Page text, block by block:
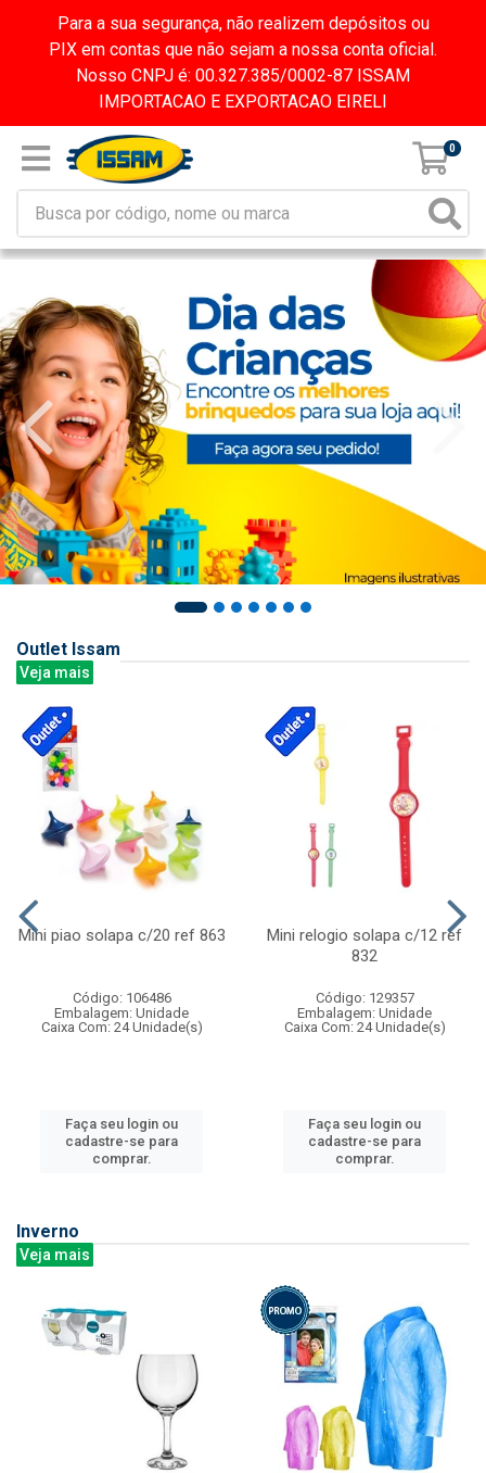
Para a sua segurança, não realizem depósitos ou
PIX em contas que não sejam a nossa conta oficial.
Nosso CNPJ é: 00.327.385/0002-87 ISSAM
IMPORTACAO E EXPORTACAO EIRELI
0
Outlet Issam
Veja mais
Mini piao solapa c/20 ref 863
Código: 106486
Embalagem: Unidade
Caixa Com: 24 Unidade(s)
Faça seu login ou
cadastre-se para
comprar.
Mini relogio solapa c/12 ref
832
Código: 129357
Embalagem: Unidade
Caixa Com: 24 Unidade(s)
Faça seu login ou
cadastre-se para
comprar.
Inverno
Veja mais